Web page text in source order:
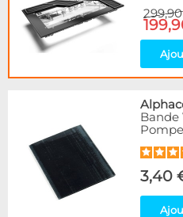
Top & Accessoires
Marque
DocMicro
Eheim
EK Water Blocks
Innovatek
KooLance
Laing
Bande
Pompe
3,40